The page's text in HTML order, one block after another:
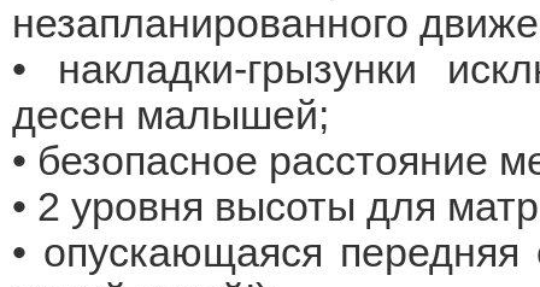
незапланированного
• накладки-грызунки
десен малышей;
• безопасное расстояние
• 2 уровня высоты для
• опускающаяся передняя